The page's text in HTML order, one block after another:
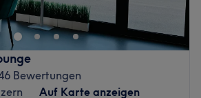
Wimpernverlängerungen oder
und vielem mehr. Buche deinen
einfach und schnell online mit
dich schon jetzt auf dein Strahlen!
Coiffeur und Kosmetikstudio
Bewertungen
Auf Karte anzeigen